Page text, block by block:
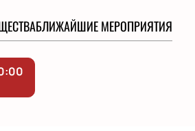
БЛИЖАЙШИЕ МЕРОПРИЯТИЯ